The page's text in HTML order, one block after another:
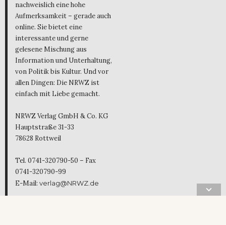
nachweislich eine hohe
Aufmerksamkeit – gerade auch
online. Sie bietet eine
interessante und gerne
gelesene Mischung aus
Information und Unterhaltung,
von Politik bis Kultur. Und vor
allen Dingen: Die NRWZ ist
einfach mit Liebe gemacht.
NRWZ Verlag GmbH & Co. KG
Hauptstraße 31-33
78628 Rottweil
Tel. 0741-320790-50 – Fax
0741-320790-99
E-Mail: verlag@NRWZ.de